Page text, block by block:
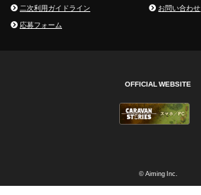
二次利用ガイドライン
お問い合わせ
応募フォーム
OFFICIAL WEBSITE
© Aiming Inc.